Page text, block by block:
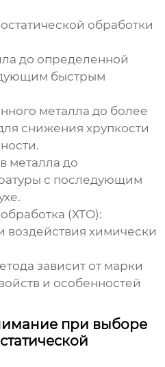
обработки
до определенной
быстрым
металла до более
снижения хрупкости
металла до
с последующим
(ХТО):
воздействия химически
зависит от марки
и особенностей
при выборе